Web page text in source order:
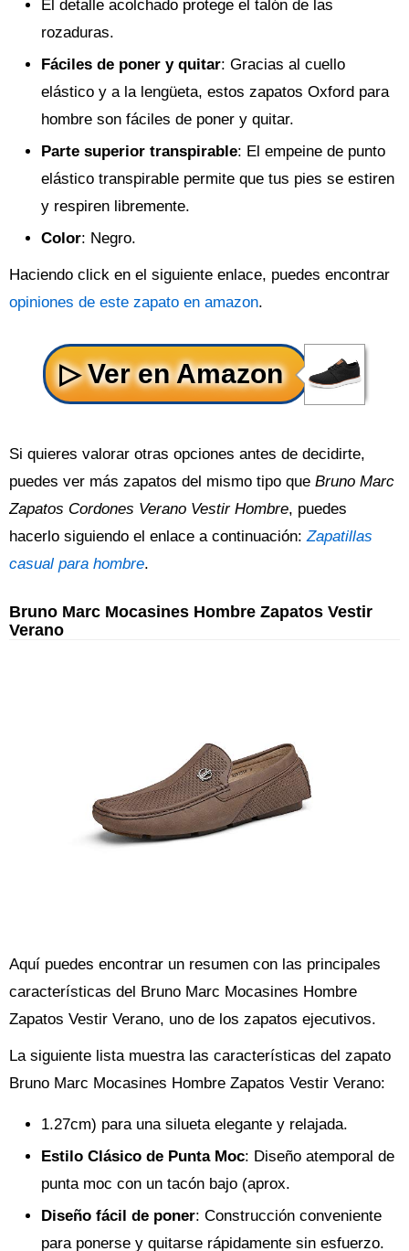
El detalle acolchado protege el talón de las
rozaduras.
Fáciles de poner y quitar: Gracias al cuello
elástico y a la lengüeta, estos zapatos Oxford para
hombre son fáciles de poner y quitar.
Parte superior transpirable: El empeine de punto
elástico transpirable permite que tus pies se estiren
y respiren libremente.
Color: Negro.
Haciendo click en el siguiente enlace, puedes encontrar
opiniones de este zapato en amazon.
Si quieres valorar otras opciones antes de decidirte,
puedes ver más zapatos del mismo tipo que Bruno Marc
Zapatos Cordones Verano Vestir Hombre, puedes
hacerlo siguiendo el enlace a continuación:Zapatillas
casual para hombre.
Bruno Marc Mocasines Hombre Zapatos Vestir
Verano
Aquí puedes encontrar un resumen con las principales
características del Bruno Marc Mocasines Hombre
Zapatos Vestir Verano, uno de los zapatos ejecutivos.
La siguiente lista muestra las características del zapato
Bruno Marc Mocasines Hombre Zapatos Vestir Verano:
1.27cm) para una silueta elegante y relajada.
Estilo Clásico de Punta Moc: Diseño atemporal de
punta moc con un tacón bajo (aprox.
Diseño fácil de poner: Construcción conveniente
para ponerse y quitarse rápidamente sin esfuerzo.